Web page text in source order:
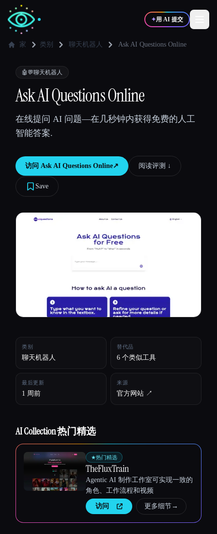
✦用 AI 提交
✍️写作者
💻 📈
🎓学生
博客
比较工具
Esc
家 类别 聊天机器人 Ask AI Questions Online
🤖💬聊天机器人
Ask AI Questions Online
在线提问 AI 问题—在几秒钟内获得免费的人工
智能答案.
访问 Ask AI Questions Online↗︎ 阅读评测 ↓︎
Save
类别
聊天机器人
替代品
6 个类似工具
最后更新
1 周前
来源
官方网站 ↗︎
AI Collection 热门精选
★热门精选
TheFluxTrain
Agentic AI 制作工作室可实现一致的
角色、工作流程和视频
访问 更多细节→